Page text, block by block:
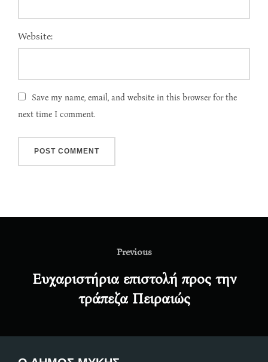
Website:
Save my name, email, and website in this browser for the
next time I comment.
Previous
Previous
Ευχαριστήρια επιστολή προς την
τράπεζα Πειραιώς